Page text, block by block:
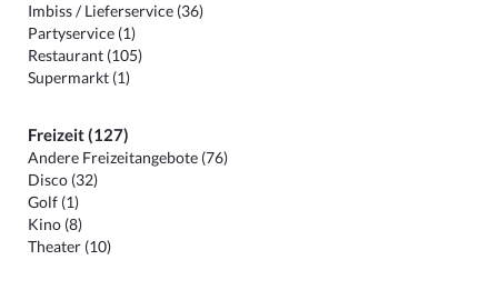
Imbiss / Lieferservice (36)
Partyservice (1)
Restaurant (105)
Supermarkt (1)
Freizeit (127)
Andere Freizeitangebote (76)
Disco (32)
Golf (1)
Kino (8)
Theater (10)